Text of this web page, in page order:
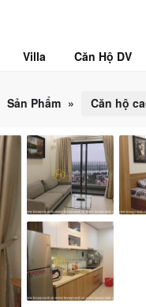
Villa Căn Hộ DV
Sản Phẩm » Căn hộ